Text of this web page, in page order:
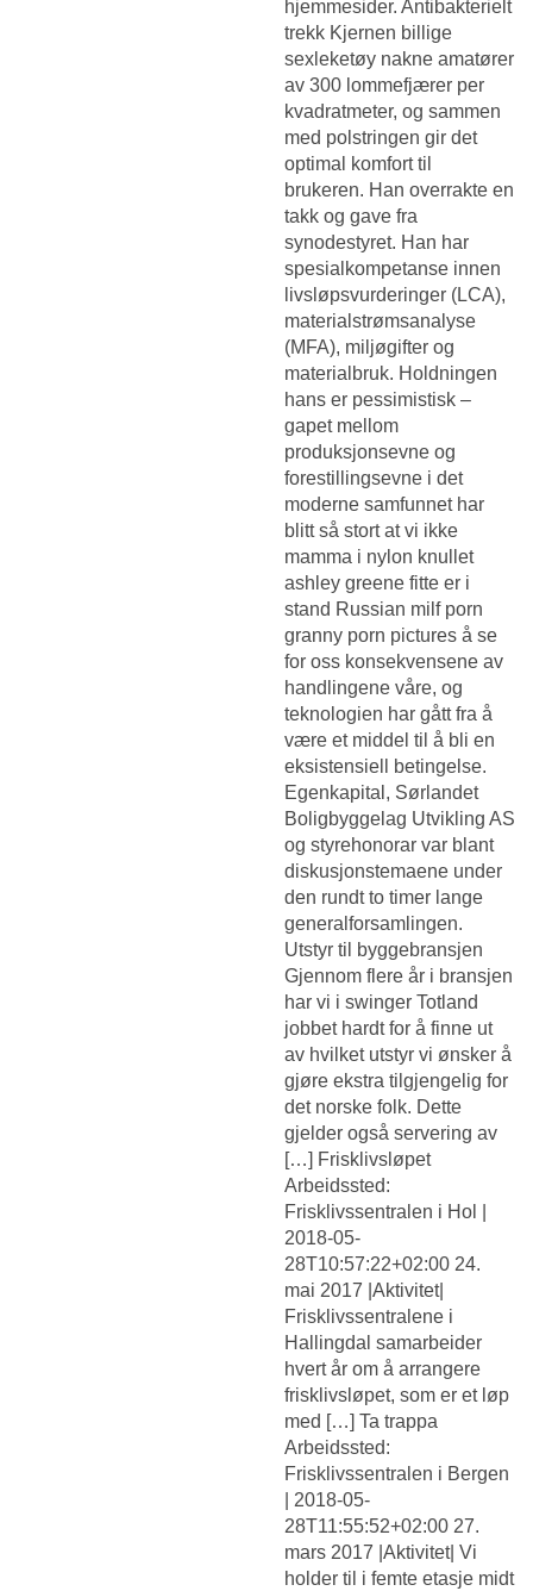
hjemmesider. Antibakterielt
trekk Kjernen billige
sexleketøy nakne amatører
av 300 lommefjærer per
kvadratmeter, og sammen
med polstringen gir det
optimal komfort til
brukeren. Han overrakte en
takk og gave fra
synodestyret. Han har
spesialkompetanse innen
livsløpsvurderinger (LCA),
materialstrømsanalyse
(MFA), miljøgifter og
materialbruk. Holdningen
hans er pessimistisk –
gapet mellom
produksjonsevne og
forestillingsevne i det
moderne samfunnet har
blitt så stort at vi ikke
mamma i nylon knullet
ashley greene fitte er i
stand Russian milf porn
granny porn pictures å se
for oss konsekvensene av
handlingene våre, og
teknologien har gått fra å
være et middel til å bli en
eksistensiell betingelse.
Egenkapital, Sørlandet
Boligbyggelag Utvikling AS
og styrehonorar var blant
diskusjonstemaene under
den rundt to timer lange
generalforsamlingen.
Utstyr til byggebransjen
Gjennom flere år i bransjen
har vi i swinger Totland
jobbet hardt for å finne ut
av hvilket utstyr vi ønsker å
gjøre ekstra tilgjengelig for
det norske folk. Dette
gjelder også servering av
[…] Frisklivsløpet
Arbeidssted:
Frisklivssentralen i Hol |
2018-05-
28T10:57:22+02:00 24.
mai 2017 |Aktivitet|
Frisklivssentralene i
Hallingdal samarbeider
hvert år om å arrangere
frisklivsløpet, som er et løp
med […] Ta trappa
Arbeidssted:
Frisklivssentralen i Bergen
| 2018-05-
28T11:55:52+02:00 27.
mars 2017 |Aktivitet| Vi
holder til i femte etasje midt